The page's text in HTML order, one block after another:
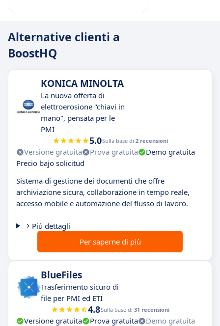
Alternative clienti a
BoostHQ
KONICA MINOLTA
La nuova offerta di
elettroerosione "chiavi in
mano", pensata per le
PMI
5.0Sulla base di 2 recensioni
Versione gratuita Prova gratuita
Demo gratuita
Precio bajo solicitud
Sistema di gestione dei documenti che offre
archiviazione sicura, collaborazione in tempo reale,
accesso mobile e automazione del flusso di lavoro.
Più dettagli
Per saperne di più
BlueFiles
Trasferimento sicuro di
file per PMI ed ETI
4.8Sulla base di 31 recensioni
Versione gratuita Prova gratuita
Demo gratuita